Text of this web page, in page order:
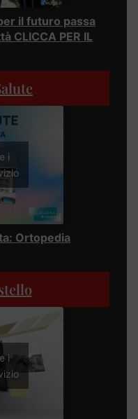
il futuro passa
CLICCA PER IL
i
Ortopedia
i